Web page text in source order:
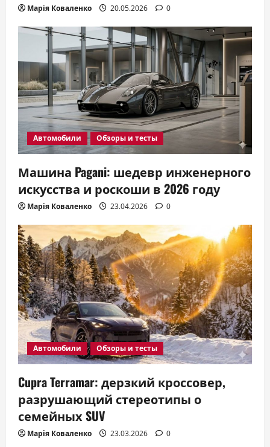
Марія Коваленко 20.05.2026 0
Автомобили Обзоры и тесты
Машина Pagani: шедевр инженерного
искусства и роскоши в 2026 году
Марія Коваленко 23.04.2026 0
Автомобили Обзоры и тесты
Cupra Terramar: дерзкий кроссовер,
разрушающий стереотипы о
семейных SUV
Марія Коваленко 23.03.2026 0